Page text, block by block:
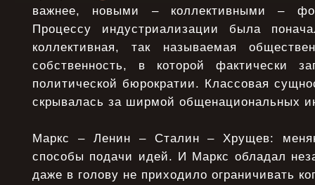
важнее, новыми – коллективными –
Процессу индустриализации была
коллективная, так называемая
собственность, в которой фактически
политической бюрократии. Классовая
скрывалась за ширмой общенациональных
Маркс – Ленин – Сталин – Хрущев:
способы подачи идей. И Маркс обладал
даже в голову не приходило ограничивать